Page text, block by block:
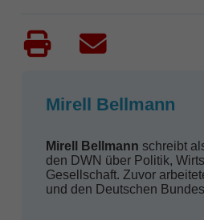
Mirell Bellmann
Mirell Bellmann schreibt
den DWN über Politik,
Gesellschaft. Zuvor
und den Deutschen